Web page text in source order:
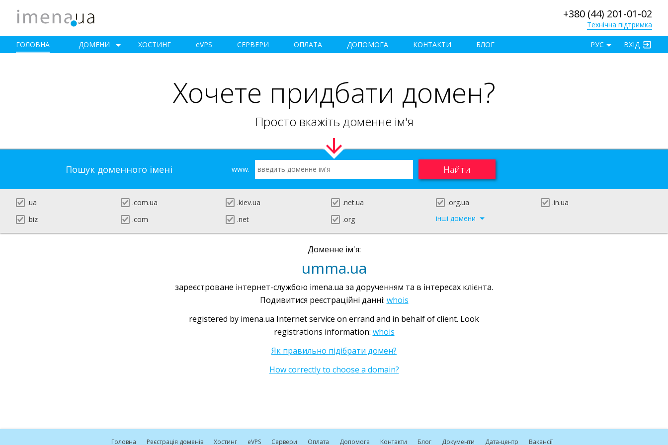
+380 (44) 201-01-02
Технічна підтримка
ГОЛОВНА ДОМЕНИ ХОСТИНГ eVPS СЕРВЕРИ ОПЛАТА ДОПОМОГА КОНТАКТИ БЛОГ ВХІД
РУС
Хочете придбати домен?
Просто вкажіть доменне ім'я
Пошук доменного імені www.
.ua .com.ua .kiev.ua .net.ua .org.ua
.in.ua
.biz
.com .net .org інші домени
Доменне ім'я:
umma.ua
зареєстроване інтернет-службою imena.ua за дорученням та в інтересах клієнта.
Подивитися реєстраційні данні: whois
registered by imena.ua Internet service on errand and in behalf of client. Look
registrations information: whois
Як правильно підібрати домен?
How correctly to choose a domain?
Головна Реєстрація доменів Хостинг eVPS Сервери Оплата Допомога Контакти Блог Документи Дата-центр Вакансії